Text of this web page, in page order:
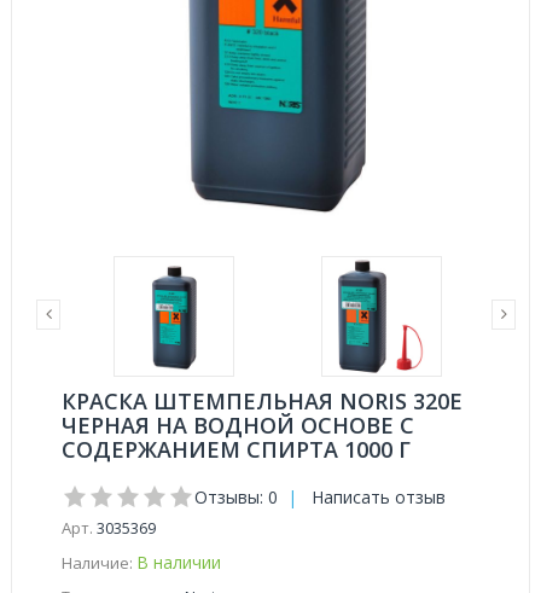
КРАСКА ШТЕМПЕЛЬНАЯ NORIS 320E
ЧЕРНАЯ НА ВОДНОЙ ОСНОВЕ С
СОДЕРЖАНИЕМ СПИРТА 1000 Г
Отзывы: 0 | Написать отзыв
Арт. 3035369
Наличие: В наличии